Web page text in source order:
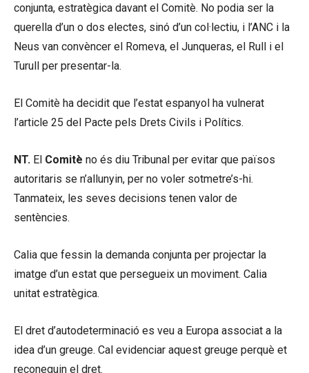
conjunta, estratègica davant el Comitè. No podia ser la
querella d’un o dos electes, sinó d’un col·lectiu, i l’ANC i la
Neus van convèncer el Romeva, el Junqueras, el Rull i el
Turull per presentar-la.
El Comitè ha decidit que l’estat espanyol ha vulnerat
l’article 25 del Pacte pels Drets Civils i Polítics.
NT. El Comitè no és diu Tribunal per evitar que països
autoritaris se n’allunyin, per no voler sotmetre’s-hi.
Tanmateix, les seves decisions tenen valor de
sentències.
Calia que fessin la demanda conjunta per projectar la
imatge d’un estat que persegueix un moviment. Calia
unitat estratègica.
El dret d’autodeterminació es veu a Europa associat a la
idea d’un greuge. Cal evidenciar aquest greuge perquè et
reconeguin el dret.